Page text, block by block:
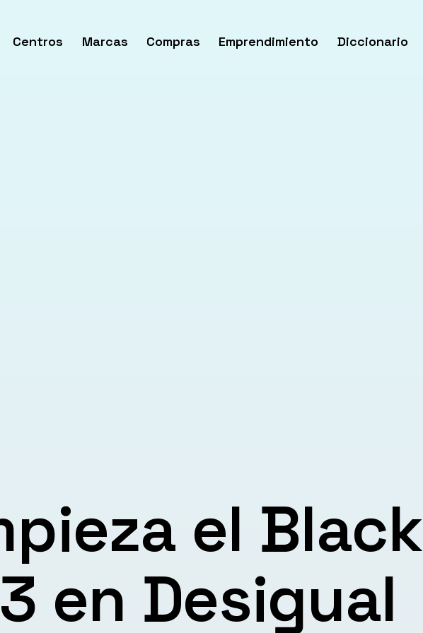
Centros Marcas Compras Emprendimiento Diccionario
el Black
en Desigual